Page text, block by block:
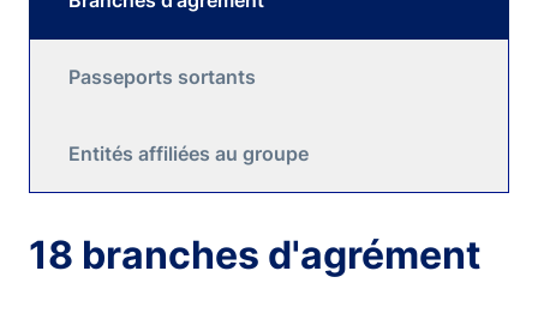
Passeports sortants
Entités affiliées au groupe
18 branches d'agrément